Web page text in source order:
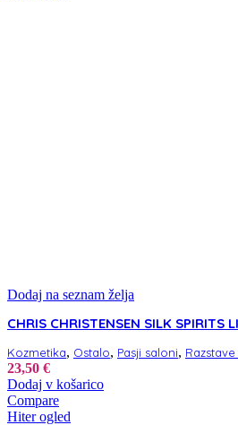
Dodaj na seznam želja
CHRIS CHRISTENSEN SILK SPIRITS
Kozmetika, Ostalo, Pasji saloni,
23,50 €
Dodaj v košarico
Compare
Hiter ogled